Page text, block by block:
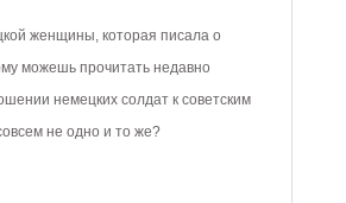
женщины, которая писала о
можешь прочитать недавно
немецких солдат к советским
не одно и то же?